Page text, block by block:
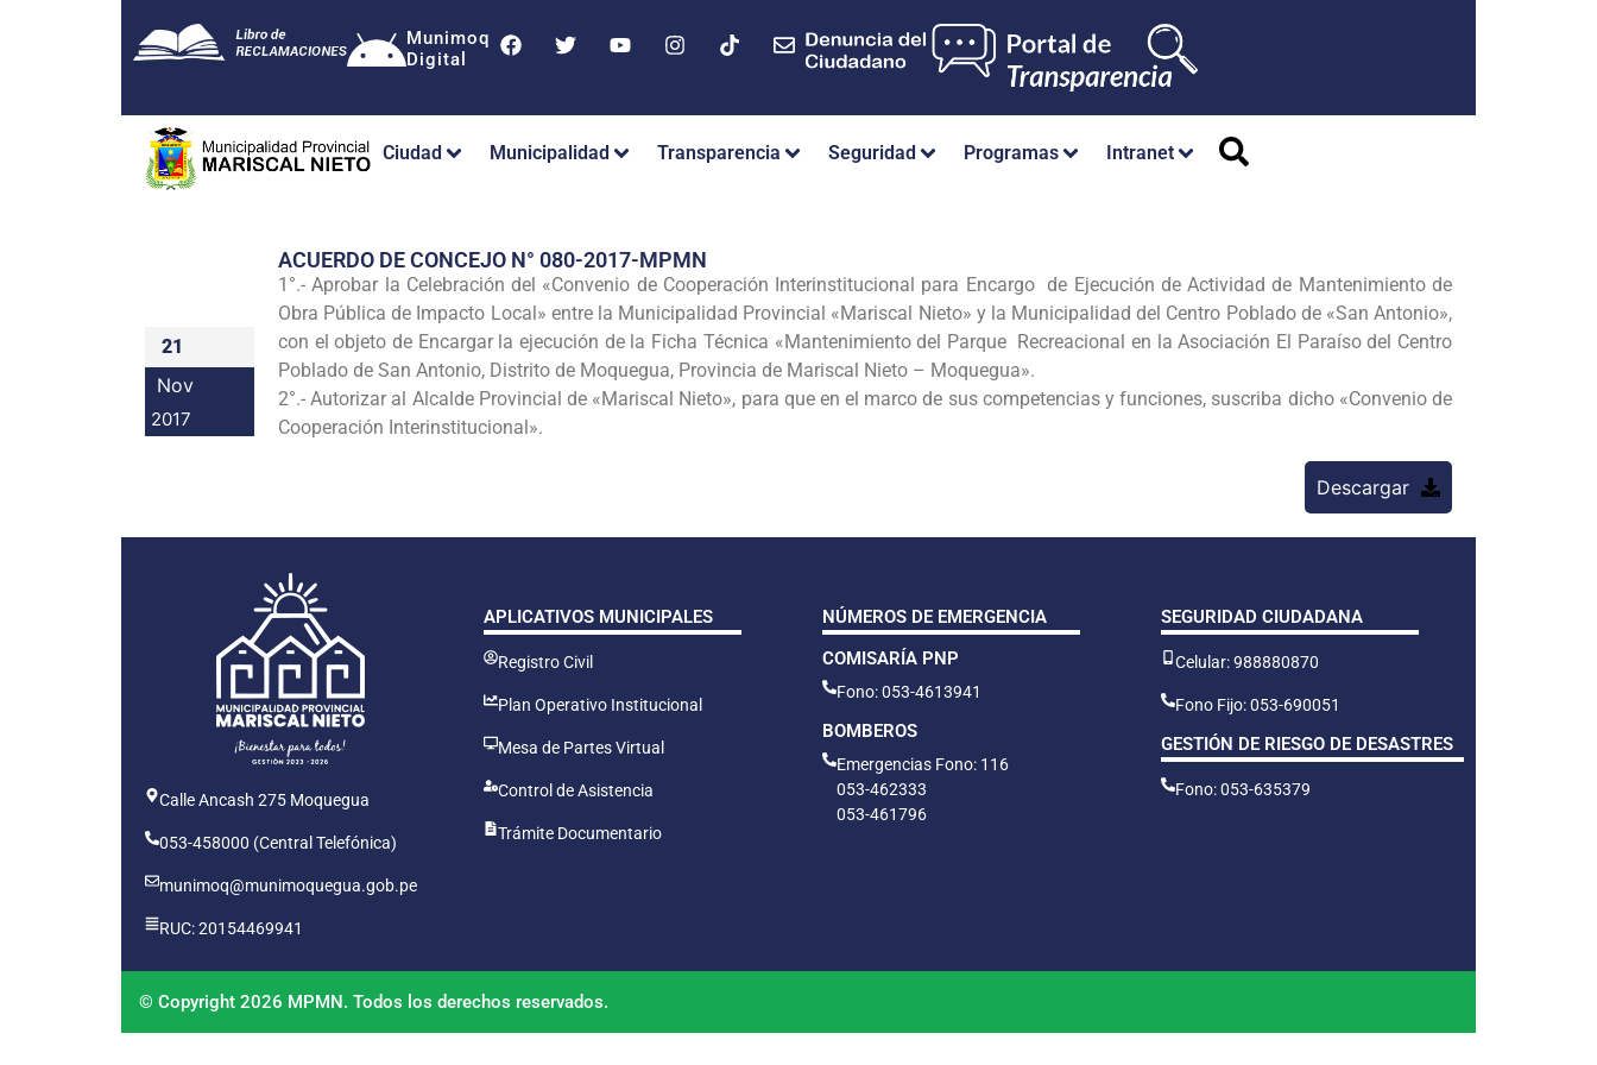
Munimoq
Digital
Ciudad Municipalidad Transparencia Seguridad Programas Intranet
21
Nov
2017
ACUERDO DE CONCEJO N° 080-2017-MPMN
1°.- Aprobar la Celebración del «Convenio de Cooperación Interinstitucional para Encargo de Ejecución de Actividad de Mantenimiento de
Obra Pública de Impacto Local» entre la Municipalidad Provincial «Mariscal Nieto» y la Municipalidad del Centro Poblado de «San Antonio»,
con el objeto de Encargar la ejecución de la Ficha Técnica «Mantenimiento del Parque Recreacional en la Asociación El Paraíso del Centro
Poblado de San Antonio, Distrito de Moquegua, Provincia de Mariscal Nieto – Moquegua».
2°.- Autorizar al Alcalde Provincial de «Mariscal Nieto», para que en el marco de sus competencias y funciones, suscriba dicho «Convenio de
Cooperación Interinstitucional».
Descargar
Calle Ancash 275 Moquegua
053-458000 (Central Telefónica)
munimoq@munimoquegua.gob.pe
RUC: 20154469941
APLICATIVOS MUNICIPALES
Registro Civil
Plan Operativo Institucional
Mesa de Partes Virtual
Control de Asistencia
Trámite Documentario
NÚMEROS DE EMERGENCIA
COMISARÍA PNP
Fono: 053-4613941
BOMBEROS
Emergencias Fono: 116
053-462333
053-461796
SEGURIDAD CIUDADANA
Celular: 988880870
Fono Fijo: 053-690051
GESTIÓN DE RIESGO DE DESASTRES
Fono: 053-635379
© Copyright 2026 MPMN. Todos los derechos reservados.